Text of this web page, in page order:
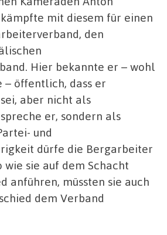
mit diesem für einen
den
Hier bekannte er – wohl
– öffentlich, dass er
aber nicht als
er, sondern als
und
dürfe die Bergarbeiter
wie sie auf dem Schacht
anführen, müssten sie auch
dem Verband